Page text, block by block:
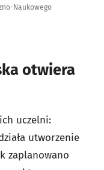
Naukowego
otwiera
uczelni:
utworzenie
zaplanowano